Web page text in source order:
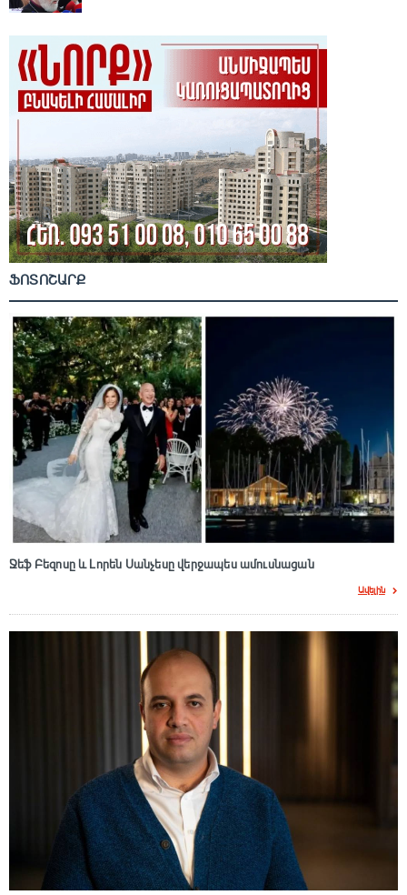
ՖՈՏՈՇԱՐՔ
Ջեֆ Բեզոսը և Լորեն Սանչեսը վերջապես ամուսնացան
Ավելին